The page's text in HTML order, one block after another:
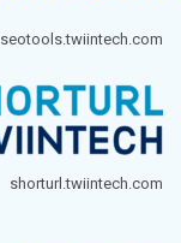
seotools.twiintech.com
shorturl.twiintech.com